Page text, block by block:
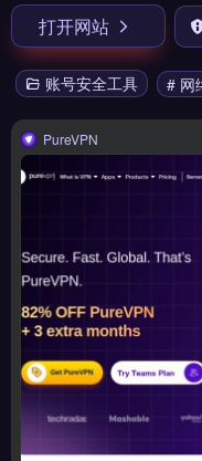
打开网站
账号安全工具 # 网
PureVPN